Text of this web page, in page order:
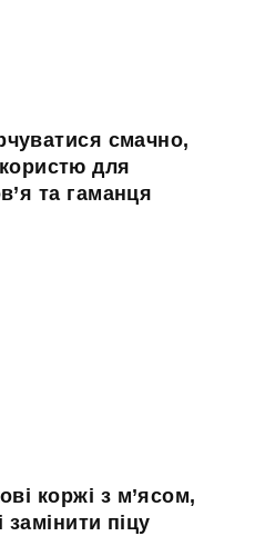
смачно,
для
та гаманця
коржі з м’ясом,
замінити піцу